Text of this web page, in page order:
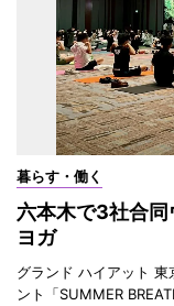
暮らす・働く
六本木で3社合
ヨガ
グランド ハイアット
ント「SUMMER